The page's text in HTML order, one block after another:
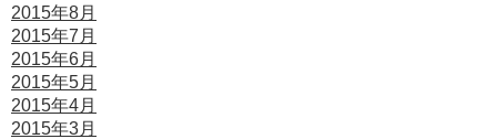
2015年8月
2015年7月
2015年6月
2015年5月
2015年4月
2015年3月